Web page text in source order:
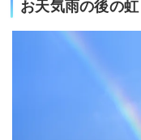
お天気雨の後の虹